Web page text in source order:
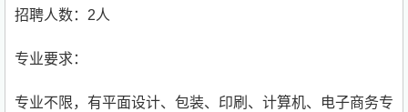
招聘人数：2人
专业要求：
专业不限，有平面设计、包装、印刷、计算机、电子商务专